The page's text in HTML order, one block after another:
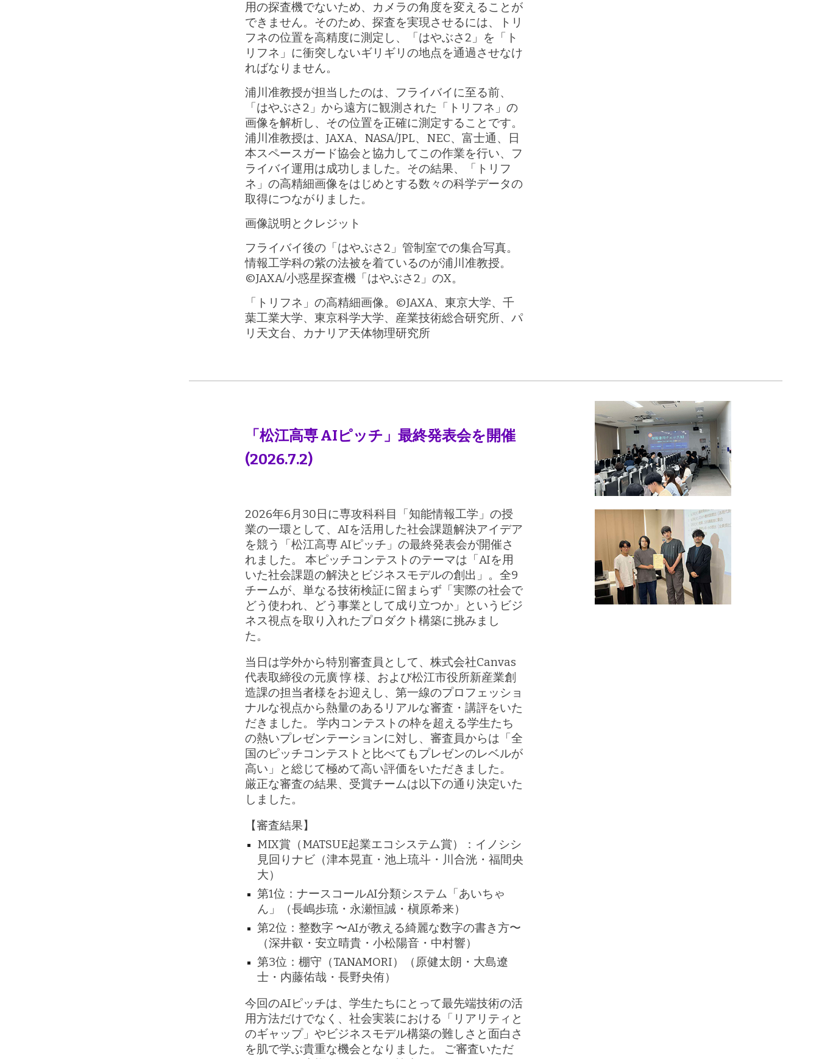
用の探査機でないため、カメラの角度を変えることが
できません。そのため、探査を実現させるには、トリ
フネの位置を高精度に測定し、「はやぶさ2」を「ト
リフネ」に衝突しないギリギリの地点を通過させなけ
ればなりません。
浦川准教授が担当したのは、フライバイに至る前、
「はやぶさ2」から遠方に観測された「トリフネ」の
画像を解析し、その位置を正確に測定することです。
浦川准教授は、JAXA、NASA/JPL、NEC、富士通、日
本スペースガード協会と協力してこの作業を行い、フ
ライバイ運用は成功しました。その結果、「トリフ
ネ」の高精細画像をはじめとする数々の科学データの
取得につながりました。
画像説明とクレジット
フライバイ後の「はやぶさ2」管制室での集合写真。
情報工学科の紫の法被を着ているのが浦川准教授。
©️JAXA/小惑星探査機「はやぶさ2」のX。
「トリフネ」の高精細画像。©️JAXA、東京大学、千
葉工業大学、東京科学大学、産業技術総合研究所、パ
リ天文台、カナリア天体物理研究所
「松江高専 AIピッチ」最終発表会を開催
(2026.7.2)
2026年6月30日に専攻科科目「知能情報工学」の授
業の一環として、AIを活用した社会課題解決アイデア
を競う「松江高専 AIピッチ」の最終発表会が開催さ
れました。 本ピッチコンテストのテーマは「AIを用
いた社会課題の解決とビジネスモデルの創出」。全9
チームが、単なる技術検証に留まらず「実際の社会で
どう使われ、どう事業として成り立つか」というビジ
ネス視点を取り入れたプロダクト構築に挑みまし
た。
当日は学外から特別審査員として、株式会社Canvas
代表取締役の元廣 惇 様、および松江市役所新産業創
造課の担当者様をお迎えし、第一線のプロフェッショ
ナルな視点から熱量のあるリアルな審査・講評をいた
だきました。 学内コンテストの枠を超える学生たち
の熱いプレゼンテーションに対し、審査員からは「全
国のピッチコンテストと比べてもプレゼンのレベルが
高い」と総じて極めて高い評価をいただきました。
厳正な審査の結果、受賞チームは以下の通り決定いた
しました。
【審査結果】
MIX賞（MATSUE起業エコシステム賞）：イノシシ
見回りナビ（津本晃直・池上琉斗・川合洸・福間央
大）
第1位：ナースコールAI分類システム「あいちゃ
ん」（長嶋歩琉・永瀬恒誠・槇原希来）
第2位：整数字 〜AIが教える綺麗な数字の書き方〜
（深井叡・安立晴貴・小松陽音・中村響）
第3位：棚守（TANAMORI）（原健太朗・大島遼
士・内藤佑哉・長野央侑）
今回のAIピッチは、学生たちにとって最先端技術の活
用方法だけでなく、社会実装における「リアリティと
のギャップ」やビジネスモデル構築の難しさと面白さ
を肌で学ぶ貴重な機会となりました。 ご審査いただ